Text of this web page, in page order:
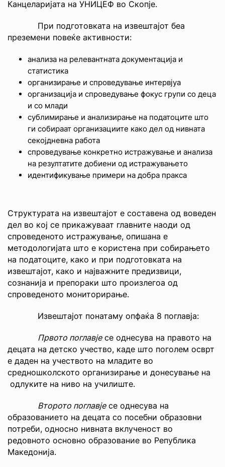
Канцеларијата на УНИЦЕФ во Скопје.
При подготовката на извештајот беа
преземени повеќе активности:
анализа на релевантната документација и
статистика
организирање и спроведување интервјуа
организација и спроведување фокус групи со деца
и со млади
сублимирање и анализирање на податоците што
ги собираат организациите како дел од нивната
секојдневна работа
спроведување конкретно истражување и анализа
на резултатите добиени од истражувањето
идентификување примери на добра пракса
Структурата на извештајот е составена од воведен
дел во кој се прикажуваат главните наоди од
спроведеното истражување, опишана е
методологијата што е користена при собирањето
на податоците, како и при подготовката на
извештајот, како и најважните предизвици,
сознанија и препораки што произлегоа од
спроведеното мониторирање.
Извештајот понатаму опфаќа 8 поглавја:
Првото поглавјесе однесува на правото на
децата на детско учество, каде што поголем осврт
е даден на учеството на младите во
средношколското организирање и донесување на
одлуките на ниво на училиште.
Второто поглавјесе однесува на
образованието на децата со посебни образовни
потреби, односно нивната вклученост во
редовното основно образование во Република
Македонија.